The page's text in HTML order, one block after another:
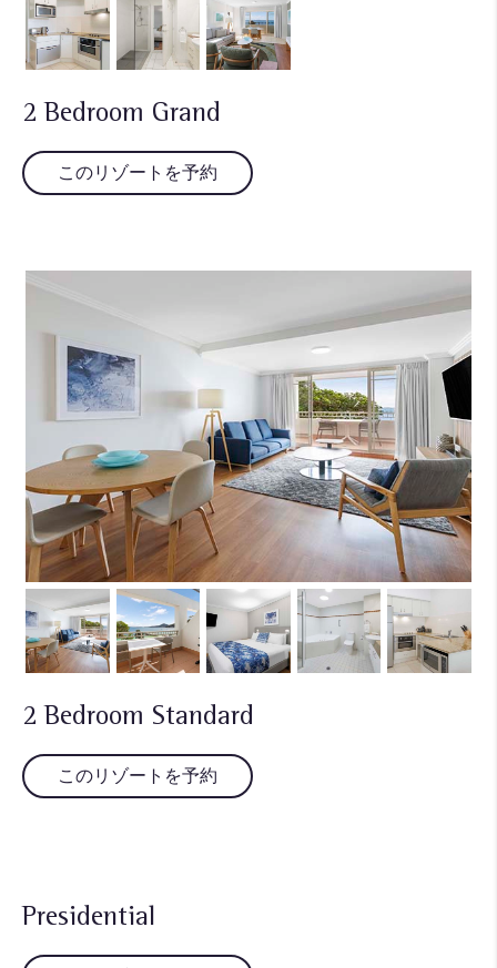
2 Bedroom Grand
このリゾートを予約
2 Bedroom Standard
このリゾートを予約
Presidential